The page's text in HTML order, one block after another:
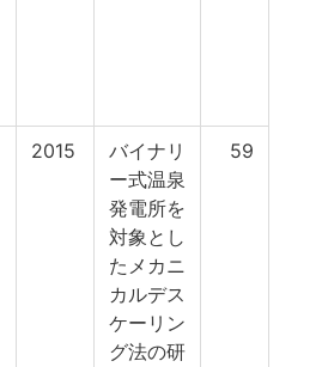
2015
バイナリ
ー式温泉
発電所を
対象とし
たメカニ
カルデス
ケーリン
グ法の研
59